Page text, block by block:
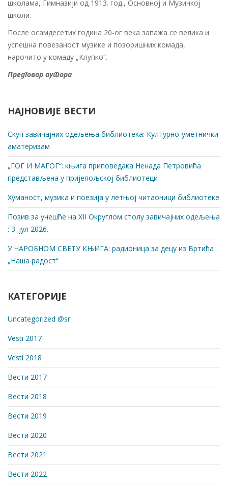
школама, Гимназији од 1913. год., Основној и Музичкој
школи.
После осамдесетих година 20-ог века запажа се велика и
успешна повезаност музике и позоришних комада,
нарочито у комаду „Клупко“.
Предговор аутора
НАЈНОВИЈЕ ВЕСТИ
Скуп завичајних одељења библиотека: Културно-уметнички
аматеризам
„ГОГ И МАГОГ“: књига приповедака Ненада Петровића
представљена у пријепољској библиотеци
Хуманост, музика и поезија у летњој читаоници библиотеке
Позив за учешће на XII Округлом столу завичајних одељења
: 3. јул 2026.
У ЧАРОБНОМ СВЕТУ КЊИГА: радионица за децу из Вртића
„Наша радост“
КАТЕГОРИЈЕ
Uncategorized @sr
Vesti 2017
Vesti 2018
Вести 2017
Вести 2018
Вести 2019
Вести 2020
Вести 2021
Вести 2022